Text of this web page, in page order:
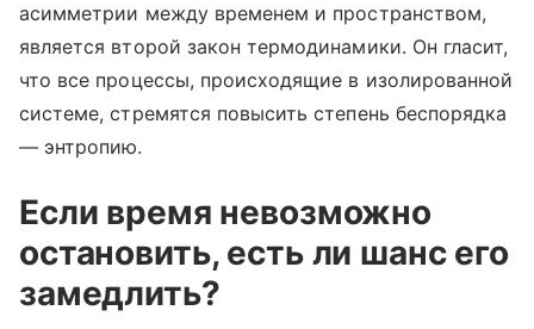
асимметрии между временем и пространством,
является второй закон термодинамики. Он гласит,
что все процессы, происходящие в изолированной
системе, стремятся повысить степень беспорядка
— энтропию.
Если время невозможно
остановить, есть ли шанс его
замедлить?